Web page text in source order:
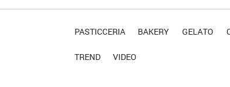
PASTICCERIA BAKERY GELATO
TREND VIDEO